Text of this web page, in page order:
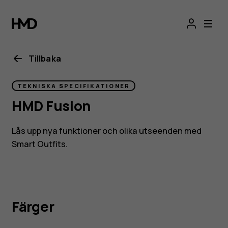
HMD
Fusion
Tillbaka
TEKNISKA SPECIFIKATIONER
HMD Fusion
Lås upp nya funktioner och olika utseenden med
Smart Outfits.
Färger